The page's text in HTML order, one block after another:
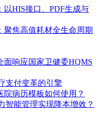
HIS接口、PDF生成与
聚焦高值耗材全生命周期
面响应国家卫健委HQMS
支付变革的引擎
病历模板如何使用？
智能管理实现降本增效？